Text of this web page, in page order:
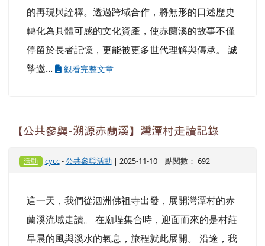
的再現與詮釋。透過跨域合作，將無形的口述歷史
轉化為具體可感的文化資產，使赤蘭溪的故事不僅
停留於長者記憶，更能被更多世代理解與傳承。 誠
摯邀...
觀看完整文章
【公共參與-溯源赤蘭溪】灣潭村走讀記錄
活動 cycc-公共參與活動| 2025-11-10 | 點閱數： 692
這一天，我們從泗洲佛祖寺出發，展開灣潭村的赤
蘭溪流域走讀。 在廟埕集合時，迎面而來的是村莊
早晨的風與溪水的氣息，旅程就此展開。 沿途，我